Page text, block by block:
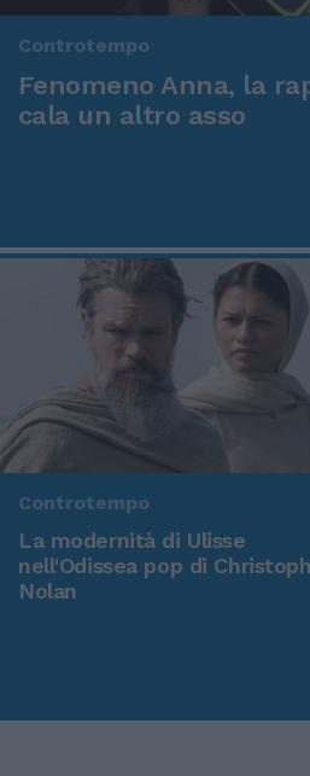
Controtempo
Fenomeno Anna, la
cala un altro asso
Controtempo
La modernità di Ulisse
nell'Odissea pop di
Nolan